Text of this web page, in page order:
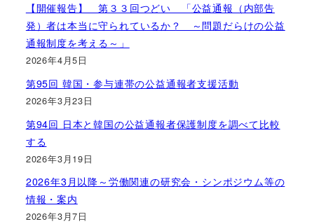
【開催報告】 第３３回つどい 「公益通報（内部告
発）者は本当に守られているか？ ～問題だらけの公益
通報制度を考える～」
2026年4月5日
第95回 韓国・参与連帯の公益通報者支援活動
2026年3月23日
第94回 日本と韓国の公益通報者保護制度を調べて比較
する
2026年3月19日
2026年3月以降～労働関連の研究会・シンポジウム等の
情報・案内
2026年3月7日